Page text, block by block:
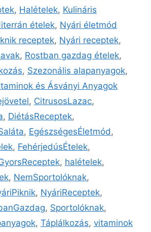
, Halételek, Kulináris
ételek, Nyári életmód
receptek, Nyári receptek,
, Rostban gazdag ételek,
, Szezonális alapanyagok,
és Ásványi Anyagok
, CitrusosLazac,
, DiétásReceptek,
, EgészségesÉletmód ,
, FehérjedúsÉtelek,
, halételek,
, NemSportolóknak,
, NyáriReceptek,
, Sportolóknak,
, Táplálkozás, vitaminok